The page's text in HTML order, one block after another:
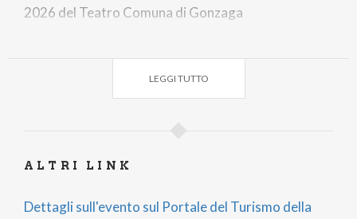
2026 del Teatro Comuna di Gonzaga
LEGGI TUTTO
ALTRI LINK
Dettagli sull'evento sul Portale del Turismo della